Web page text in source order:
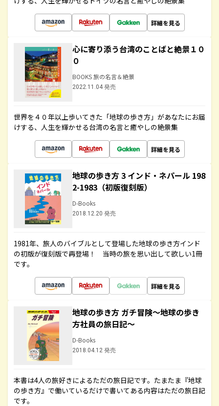
詳細を見る
心に寄り添う台湾のことばと絶景１０
０
BOOKS 旅の名言＆絶景
2022.11.04 発売
世界を４０年以上歩いてきた「地球の歩き方」があなたにお届
けする、人生を輝かせる台湾の名言と癒やしの絶景集
詳細を見る
地球の歩き方 3 インド・ネパール 198
2-1983（初版復刻版）
D-Books
2018.12.20 発売
1981年、旅人のバイブルとして登場した地球の歩き方インド
の初版が復刻版で再登場！ 当時の旅を思い出して欲しい1冊
です。
詳細を見る
地球の歩き方 ガチ冒険～地球の歩き
方社員の旅日記～
D-Books
2018.04.12 発売
本書は4人の旅好きによるただの旅日記です。たまたま『地球
の歩き方』で働いているだけで書いてある内容はただの旅日記
です。